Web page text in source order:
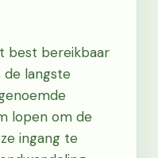
best bereikbaar
de langste
lopen om de
ingang te